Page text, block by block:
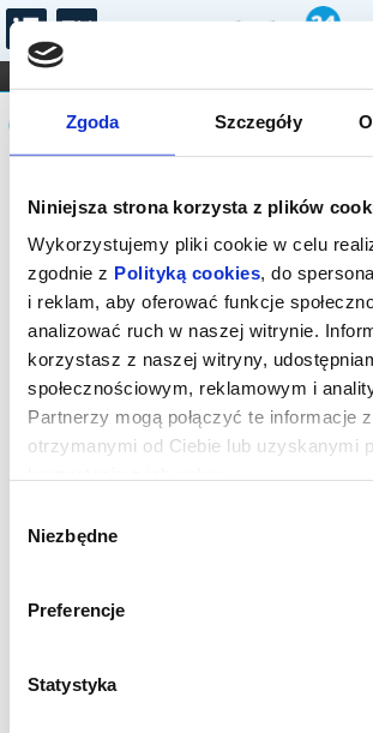
Zgoda Szczegóły
Niniejsza strona korzysta z plików
Wykorzystujemy pliki cookie w celu
zgodnie z Polityką cookies, do
i reklam, aby oferować funkcje
analizować ruch w naszej witrynie.
korzystasz z naszej witryny,
społecznościowym, reklamowym i
Partnerzy mogą połączyć te informacje
otrzymanymi od Ciebie lub uzyskanymi
zgody
Niezbędne
Preferencje
Statystyka
FILHARMONIA OPERA I BALET
DLA DZIECI
Komunikat
Sprzedaż biletów on-line na
została zakończona.